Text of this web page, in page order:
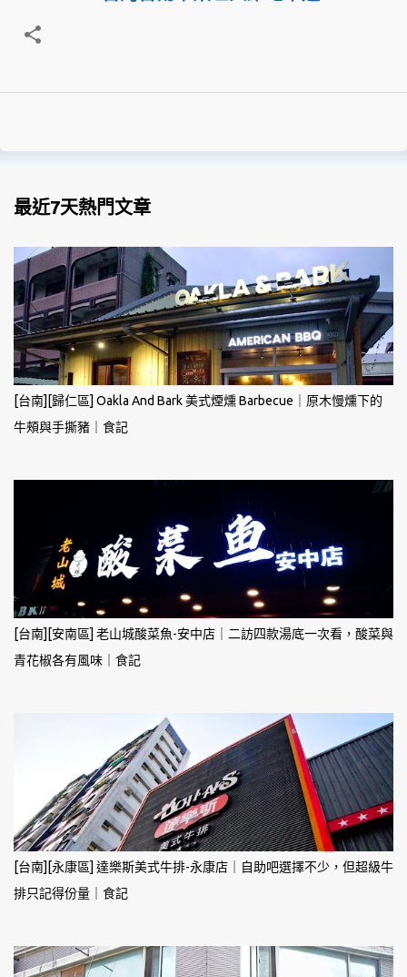
最近7天熱門文章
[台南][歸仁區] Oakla And Bark 美式煙燻 Barbecue｜原木慢燻下的
牛頰與手撕豬｜食記
[台南][安南區] 老山城酸菜魚-安中店｜二訪四款湯底一次看，酸菜與
青花椒各有風味｜食記
[台南][永康區] 達樂斯美式牛排-永康店｜自助吧選擇不少，但超級牛
排只記得份量｜食記